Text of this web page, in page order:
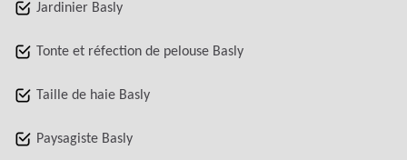
Jardinier Basly
Tonte et réfection de pelouse Basly
Taille de haie Basly
Paysagiste Basly